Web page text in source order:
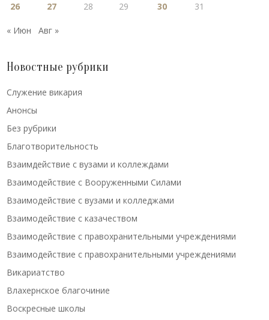
26
27 28 29 30 31
« Июн Авг »
Новостные рубрики
Cлужение викария
Анонсы
Без рубрики
Благотворительность
Взаимдействие с вузами и коллеждами
Взаимодействие с Вооруженными Силами
Взаимодействие с вузами и колледжами
Взаимодействие с казачеством
Взаимодействие с правохранительными учреждениями
Взаимодействие с правохранительными учреждениями
Викариатство
Влахернское благочиние
Воскресные школы